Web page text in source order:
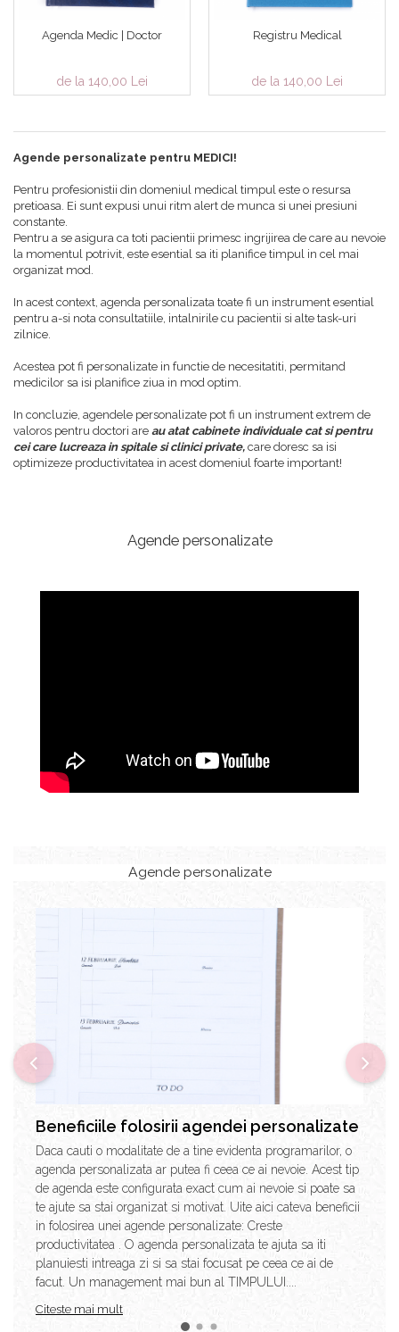
Agenda Medic | Doctor
de la 140,00 Lei
Registru Medical
de la 140,00 Lei
Agende personalizate pentru MEDICI!
Pentru profesionistii din domeniul medical timpul este o resursa
pretioasa. Ei sunt expusi unui ritm alert de munca si unei presiuni
constante.
Pentru a se asigura ca toti pacientii primesc ingrijirea de care au nevoie
la momentul potrivit, este esential sa iti planifice timpul in cel mai
organizat mod.
In acest context, agenda personalizata toate fi un instrument esential
pentru a-si nota consultatiile, intalnirile cu pacientii si alte task-uri
zilnice.
Acestea pot fi personalizate in functie de necesitatiti, permitand
medicilor sa isi planifice ziua in mod optim.
In concluzie, agendele personalizate pot fi un instrument extrem de
valoros pentru doctori are au atat cabinete individuale cat si pentru
cei care lucreaza in spitale si clinici private, care doresc sa isi
optimizeze productivitatea in acest domeniul foarte important!
Agende personalizate
Agende personalizate
Beneficiile folosirii agendei personalizate
Daca cauti o modalitate de a tine evidenta programarilor, o
agenda personalizata ar putea fi ceea ce ai nevoie. Acest tip
de agenda este configurata exact cum ai nevoie si poate sa
te ajute sa stai organizat si motivat. Uite aici cateva beneficii
in folosirea unei agende personalizate: Creste
productivitatea . O agenda personalizata te ajuta sa iti
planuiesti intreaga zi si sa stai focusat pe ceea ce ai de
facut. Un management mai bun al TIMPULUI....
Citeste mai mult